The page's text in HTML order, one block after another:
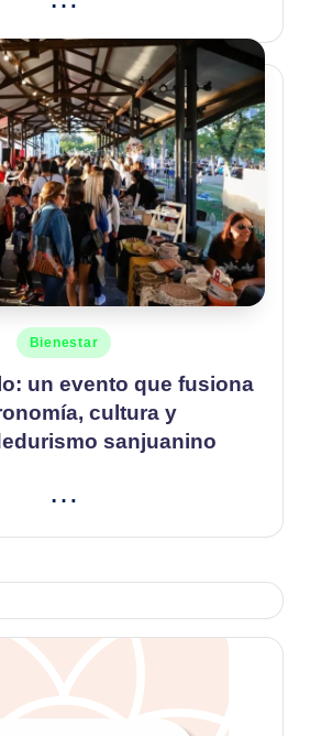
Publicado
en
Bienestar
un evento que fusiona
cultura y
sanjuanino
…